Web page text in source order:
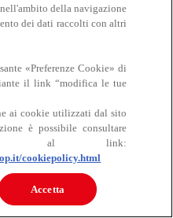
Carne
della navigazione
dei dati raccolti con altri
«Preferenze Cookie» di
il link “modifica le tue
ai cookie utilizzati dal sito
è possibile consultare
al link:
cookiepolicy.html
Accetta